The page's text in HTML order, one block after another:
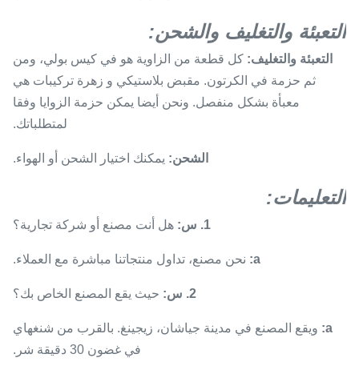
التعبئة والتغليف والشحن:
التعبئة والتغليف: كل قطعة من الزاوية هو في كيس بولي، ومن
ثم حزمة في الكرتون. مقبض بلاستيكي و زهرة تركيبات هي
معبأة بشكل منفصل. ونحن أيضا يمكن حزمة الزوايا وفقا
لمتطلباتك.
الشحن: يمكنك اختيار الشحن أو الهواء.
التعليمات:
1. س: هل أنت مصنع أو شركة تجارية؟
a: نحن مصنع، تداول منتجاتنا مباشرة مع العملاء.
2. س: حيث يقع المصنع الخاص بك؟
a: ويقع المصنع في مدينة جياشان، زيجينغ. بالقرب من شنغهاي
في غضون 30 دقيقة شر.